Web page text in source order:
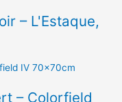
– L'Estaque,
– Colorfield